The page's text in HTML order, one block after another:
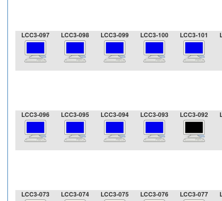
LCC3-097 LCC3-098 LCC3-099 LCC3-100 LCC3-101
LCC3-096 LCC3-095 LCC3-094 LCC3-093 LCC3-092
LCC3-073 LCC3-074 LCC3-075 LCC3-076 LCC3-077